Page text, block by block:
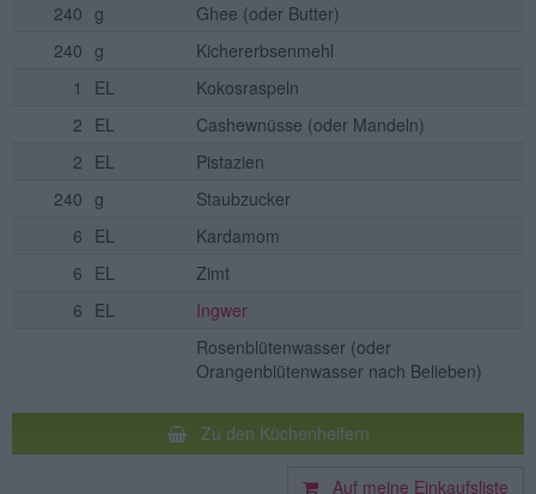
240 g Ghee (oder Butter)
240 g
Kichererbsenmehl
1
EL
Kokosraspeln
2 EL Cashewnüsse (oder Mandeln)
2 EL
Pistazien
240 g
Staubzucker
6 EL
Kardamom
6 EL
Zimt
6 EL
Ingwer
Rosenblütenwasser (oder
Orangenblütenwasser nach Belieben)
Zu den Küchenhelfern
Auf meine Einkaufsliste